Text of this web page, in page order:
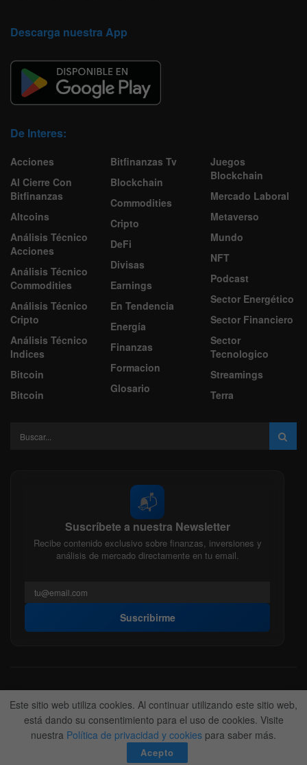
Descarga nuestra App
De Interes:
Acciones
Al Cierre Con
Bitfinanzas
Altcoins
Análisis Técnico
Acciones
Análisis Técnico
Commodities
Análisis Técnico
Cripto
Análisis Técnico
Indices
Bitcoin
Bitcoin
Bitfinanzas Tv
Blockchain
Commodities
Cripto
DeFi
Divisas
Earnings
En Tendencia
Energía
Finanzas
Formacion
Glosario
Juegos
Blockchain
Mercado Laboral
Metaverso
Mundo
NFT
Podcast
Sector Energético
Sector Financiero
Sector
Tecnologico
Streamings
Terra
📬
Suscríbete a nuestra Newsletter
Recibe contenido exclusivo sobre finanzas, inversiones y
análisis de mercado directamente en tu email.
Suscribirme
Acerca de nosotros Politica Editorial
Nuestro Equipo
Contactanos
Anunciate
© 2022-2026BitFinanzas- Hecho porTeam DM. 😎
Este sitio web utiliza cookies. Al continuar utilizando este sitio web,
está dando su consentimiento para el uso de cookies. Visite
nuestra Política de privacidad y cookies para saber más.
Acepto